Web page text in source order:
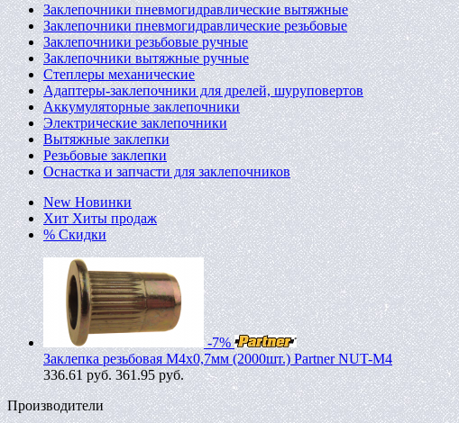
Заклепочники пневмогидравлические вытяжные
Заклепочники пневмогидравлические резьбовые
Заклепочники резьбовые ручные
Заклепочники вытяжные ручные
Степлеры механические
Адаптеры-заклепочники для дрелей, шуруповертов
Аккумуляторные заклепочники
Электрические заклепочники
Вытяжные заклепки
Резьбовые заклепки
Оснастка и запчасти для заклепочников
New Новинки
Хит Хиты продаж
% Скидки
-7%
Заклепка резьбовая M4х0,7мм (2000шт.) Partner NUT-M4
336.61руб. 361.95 руб.
Производители